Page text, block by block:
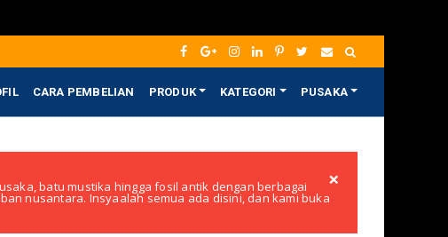
CARA PEMBELIAN PRODUK KATEGORI PUSAKA
×
batu mustika hingga fosil antik dengan berbagai
nusantara. Insyaalah semua ada disini, dan kami buka